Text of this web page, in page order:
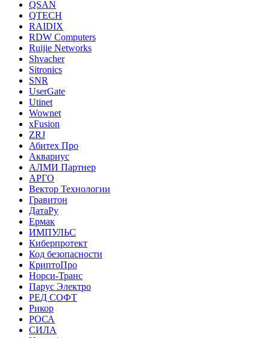
QSAN
QTECH
RAIDIX
RDW Computers
Ruijie Networks
Shvacher
Sitronics
SNR
UserGate
Utinet
Wownet
xFusion
ZRJ
Абитех Про
Аквариус
АЛМИ Партнер
АРГО
Вектор Технологии
Гравитон
ДатаРу
Ермак
ИМПУЛЬС
Киберпротект
Код безопасности
КриптоПро
Норси-Транс
Парус Электро
РЕД СОФТ
Рикор
РОСА
СИЛА